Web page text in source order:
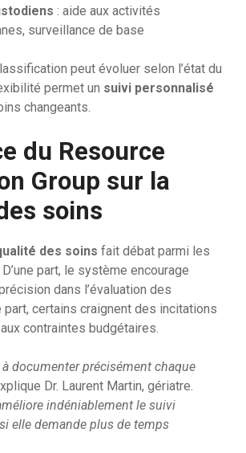
: aide aux activités
surveillance de base
peut évoluer selon l’état du
permet un suivi personnalisé
changeants.
du Resource
Group sur la
soins
des soins fait débat parmi les
part, le système encourage
dans l’évaluation des
part, certains craignent des incitations
contraintes budgétaires.
à documenter précisément chaque
Dr. Laurent Martin, gériatre.
indéniablement le suivi
elle demande plus de temps